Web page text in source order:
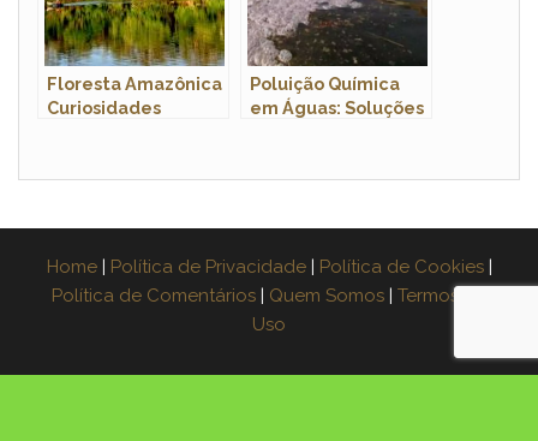
Floresta Amazônica
Curiosidades
Poluição Química
em Águas: Soluções
Home | Política de Privacidade | Política de Cookies |
Política de Comentários | Quem Somos | Termos de
Uso